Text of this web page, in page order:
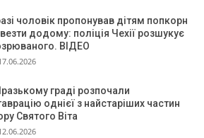
чоловік пропонував дітям попкорн
додому: поліція Чехії розшукує
ВІДЕО
граді розпочали
однієї з найстаріших частин
Святого Віта